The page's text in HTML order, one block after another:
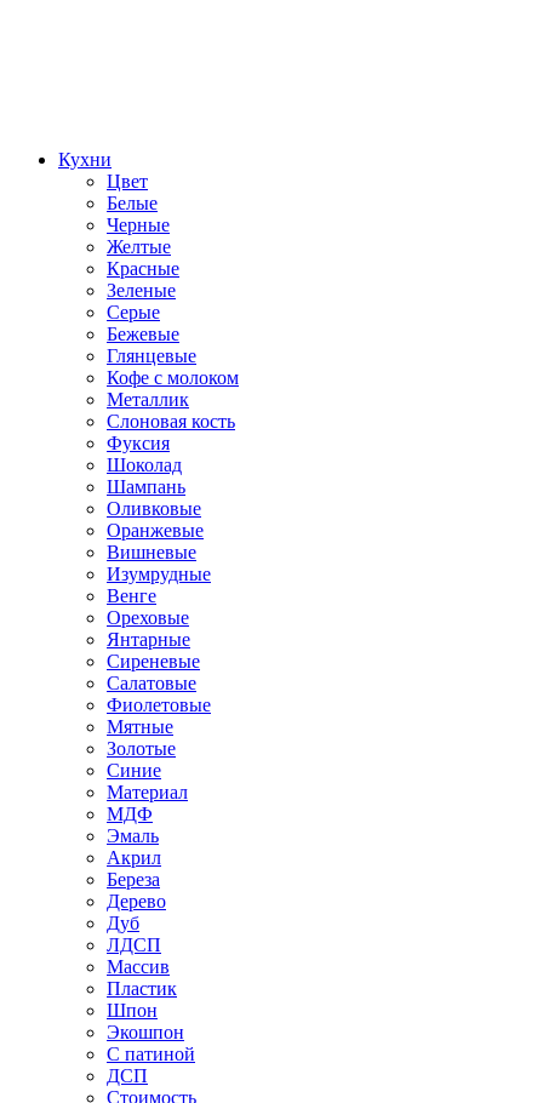
Кухни
Цвет
Белые
Черные
Желтые
Красные
Зеленые
Серые
Бежевые
Глянцевые
Кофе с молоком
Металлик
Слоновая кость
Фуксия
Шоколад
Шампань
Оливковые
Оранжевые
Вишневые
Изумрудные
Венге
Ореховые
Янтарные
Сиреневые
Салатовые
Фиолетовые
Мятные
Золотые
Синие
Материал
МДФ
Эмаль
Акрил
Береза
Дерево
Дуб
ЛДСП
Массив
Пластик
Шпон
Экошпон
С патиной
ДСП
Стоимость